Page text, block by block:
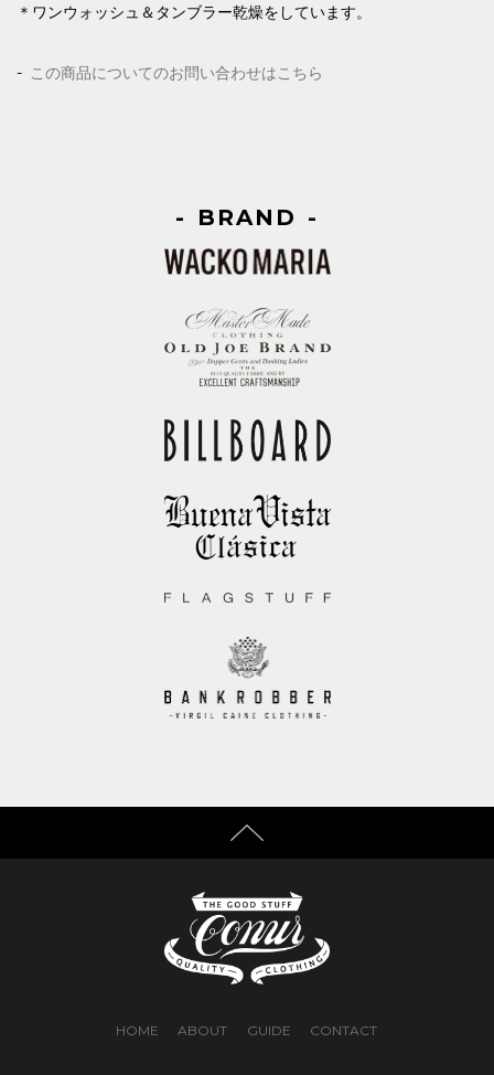
＊ワンウォッシュ＆タンブラー乾燥をしています。
この商品についてのお問い合わせはこちら
BRAND
HOME ABOUT GUIDE CONTACT